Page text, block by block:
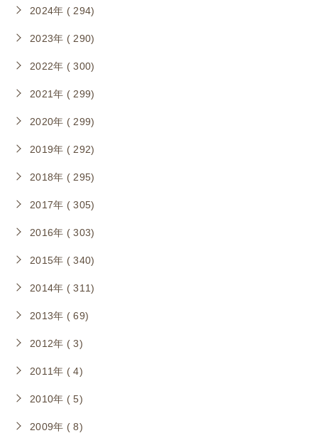
2024年 ( 294)
2023年 ( 290)
2022年 ( 300)
2021年 ( 299)
2020年 ( 299)
2019年 ( 292)
2018年 ( 295)
2017年 ( 305)
2016年 ( 303)
2015年 ( 340)
2014年 ( 311)
2013年 ( 69)
2012年 ( 3)
2011年 ( 4)
2010年 ( 5)
2009年 ( 8)